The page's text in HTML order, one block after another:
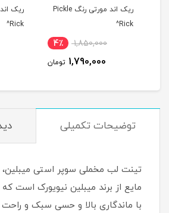
ریک اند مورتی رنگ Pickle
Rick^
1,850,000 4٪
1,790,000 تومان
Rick^
توضیحات تکمیلی
تینت لب مخملی سوپر استی
مایع از برند میبلین نیویورک است
با ماندگاری بالا و حسی سبک و